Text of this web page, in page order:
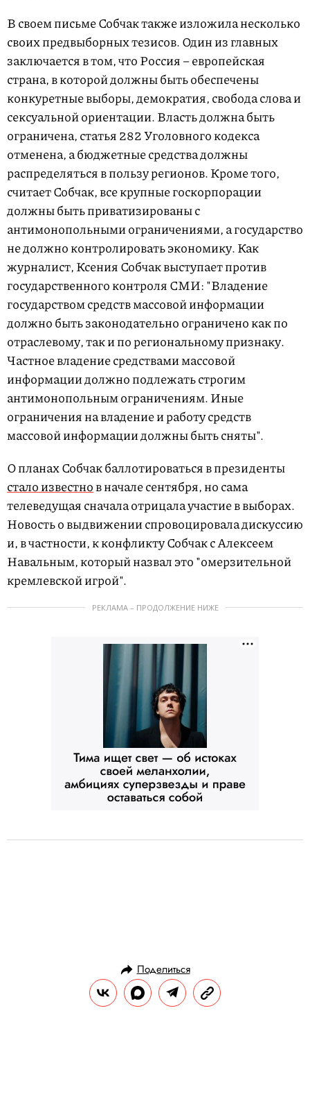
В своем письме Собчак также изложила несколько
своих предвыборных тезисов. Один из главных
заключается в том, что Россия – европейская
страна, в которой должны быть обеспечены
конкуретные выборы, демократия, свобода слова и
сексуальной ориентации. Власть должна быть
ограничена, статья 282 Уголовного кодекса
отменена, а бюджетные средства должны
распределяться в пользу регионов. Кроме того,
считает Собчак, все крупные госкорпорации
должны быть приватизированы с
антимонопольными ограничениями, а государство
не должно контролировать экономику. Как
журналист, Ксения Собчак выступает против
государственного контроля СМИ: "Владение
государством средств массовой информации
должно быть законодательно ограничено как по
отраслевому, так и по региональному признаку.
Частное владение средствами массовой
информации должно подлежать строгим
антимонопольным ограничениям. Иные
ограничения на владение и работу средств
массовой информации должны быть сняты".
О планах Собчак баллотироваться в президенты
стало известнов начале сентября, но сама
телеведущая сначала отрицала участие в выборах.
Новость о выдвижении спровоцировала дискуссию
и, в частности, к конфликту Собчак с Алексеем
Навальным, который назвал это "омерзительной
кремлевской игрой".
РЕКЛАМА – ПРОДОЛЖЕНИЕ НИЖЕ
Поделиться